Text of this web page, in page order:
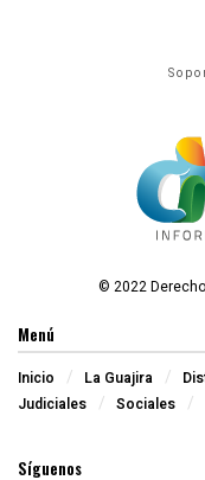
© 2022
Menú
Inicio La Guajira
Judiciales
Sociales
Síguenos